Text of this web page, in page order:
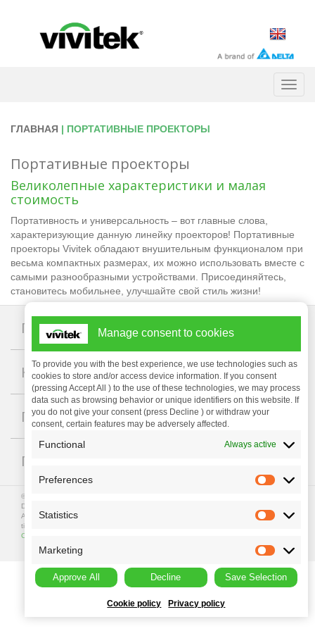
ГЛАВНАЯ | ПОРТАТИВНЫЕ ПРОЕКТОРЫ
Портативные проекторы
Великолепные характеристики и малая
стоимость
Портативность и универсальность – вот главные слова,
характеризующие данную линейку проекторов! Портативные
проекторы Vivitek обладают внушительным функционалом при
весьма компактных размерах, их можно использовать вместе с
самыми разнообразными устройствами. Присоединяйтесь,
становитесь мобильнее, улучшайте свой стиль жизни!
Проекторы
Компания +
Поддержка
ГДЕ КУПИТЬ
© Copyright 2023 Vivitek. Vivitek is a registered trademark of
Delta Electronics, Inc.
All programme specifications are subject to change at any
time. All rights reserved.
Collection
Manage consent to cookies
To provide you with the best experience, we use technologies such as
cookies to store and/or access device information. If you consent
(pressing Accept All ) to the use of these technologies, we may process
data such as browsing behavior or unique identifiers on this website. If
you do not give your consent (press Decline ) or withdraw your
consent, certain features may be adversely affected.
Functional Always active
Preferences
Statistics
Marketing
Approve All Decline Save Selection
Cookie policy Privacy policy